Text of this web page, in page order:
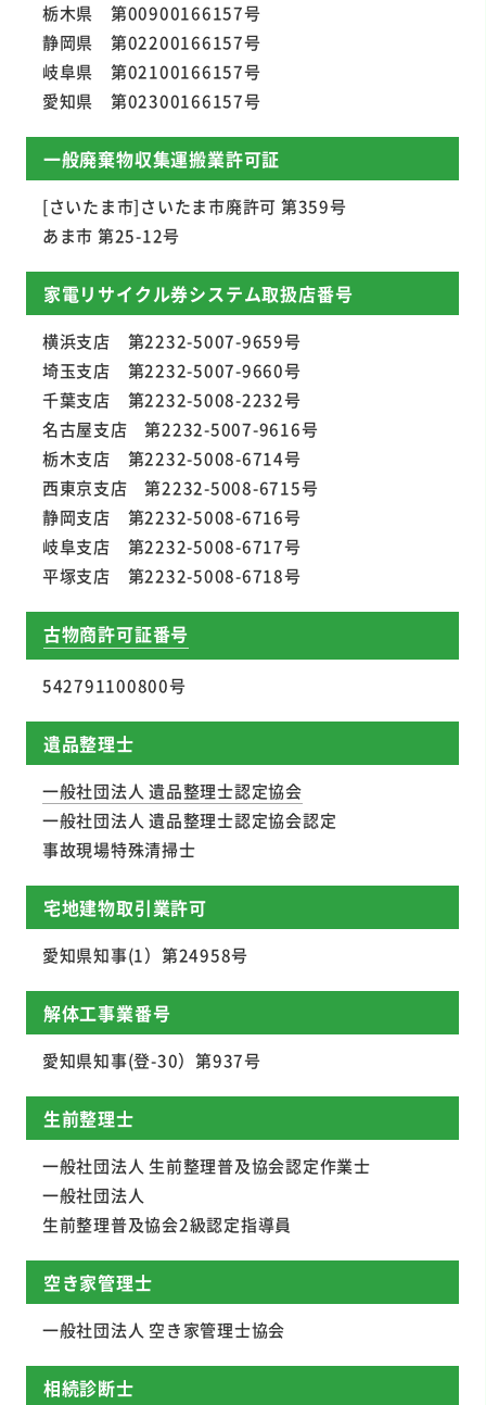
栃木県 第00900166157号
静岡県 第02200166157号
岐阜県 第02100166157号
愛知県 第02300166157号
一般廃棄物収集運搬業許可証
[さいたま市]さいたま市廃許可 第359号
あま市 第25-12号
家電リサイクル券システム取扱店番号
横浜支店 第2232-5007-9659号
埼玉支店 第2232-5007-9660号
千葉支店 第2232-5008-2232号
名古屋支店 第2232-5007-9616号
栃木支店 第2232-5008-6714号
西東京支店 第2232-5008-6715号
静岡支店 第2232-5008-6716号
岐阜支店 第2232-5008-6717号
平塚支店 第2232-5008-6718号
古物商許可証番号
542791100800号
遺品整理士
一般社団法人 遺品整理士認定協会
一般社団法人 遺品整理士認定協会認定
事故現場特殊清掃士
宅地建物取引業許可
愛知県知事(1）第24958号
解体工事業番号
愛知県知事(登-30）第937号
生前整理士
一般社団法人 生前整理普及協会認定作業士
一般社団法人
生前整理普及協会2級認定指導員
空き家管理士
一般社団法人 空き家管理士協会
相続診断士